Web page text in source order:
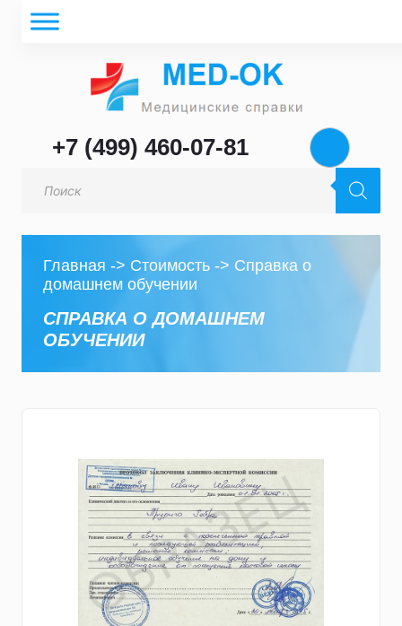
+7 (499) 460-07-81
товаров
Главная -> Стоимость -> Справка о
домашнем обучении
СПРАВКА О ДОМАШНЕМ
ОБУЧЕНИИ